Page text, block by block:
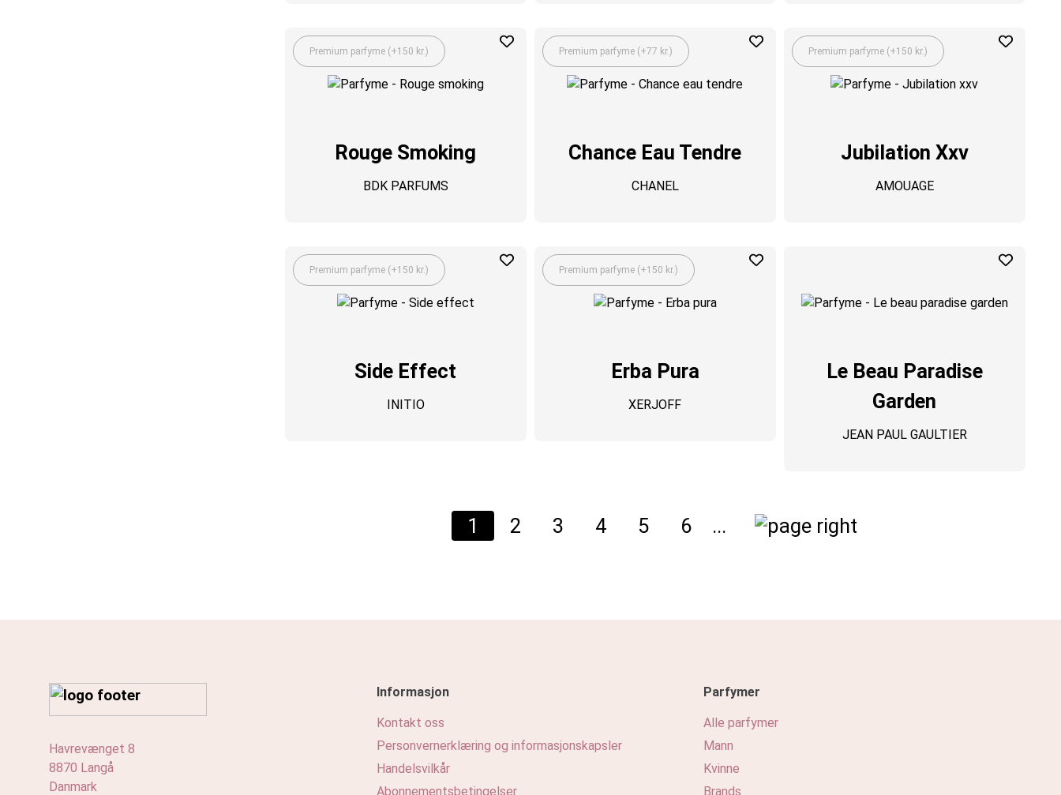
Premium parfyme (+150 kr.)
Rouge Smoking
BDK PARFUMS
Premium parfyme (+77 kr.)
Chance Eau Tendre
CHANEL
Premium parfyme (+150 kr.)
Jubilation Xxv
AMOUAGE
Premium parfyme (+150 kr.)
Side Effect
INITIO
Premium parfyme (+150 kr.)
Erba Pura
XERJOFF
Le Beau Paradise
Garden
JEAN PAUL GAULTIER
1 2 3 4 5 6 ...
Havrevænget 8
8870 Langå
Danmark
Informasjon
Kontakt oss
Personvernerklæring og informasjonskapsler
Handelsvilkår
Abonnementsbetingelser
Parfymer
Alle parfymer
Mann
Kvinne
Brands